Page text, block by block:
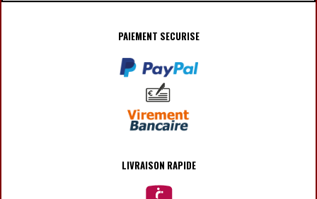
PAIEMENT SECURISE
LIVRAISON RAPIDE